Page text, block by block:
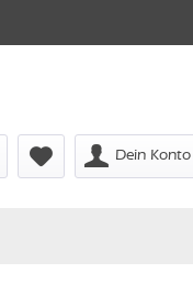
Dein Konto